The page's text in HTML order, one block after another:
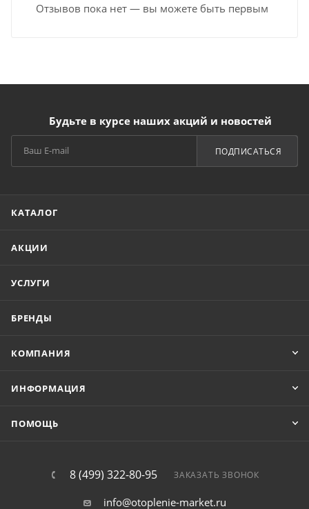
Отзывов пока нет — вы можете быть первым
Будьте в курсе наших акций и новостей
ПОДПИСАТЬСЯ
КАТАЛОГ
АКЦИИ
УСЛУГИ
БРЕНДЫ
КОМПАНИЯ
ИНФОРМАЦИЯ
ПОМОЩЬ
8 (499) 322-80-95 ЗАКАЗАТЬ ЗВОНОК
info@otoplenie-market.ru